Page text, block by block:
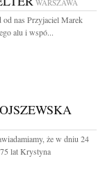
WARSZAWA
od nas Przyjaciel Marek
alu i wspó...
że w dniu 24
lat Krystyna